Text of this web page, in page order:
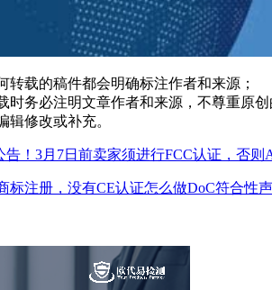
转载的稿件都会明确标注作者和来源；
时务必注明文章作者和来源，不尊重原创
辑修改或补充。
告！3月7日前卖家须进行FCC认证，否
标注册，没有CE认证怎么做DoC符合性